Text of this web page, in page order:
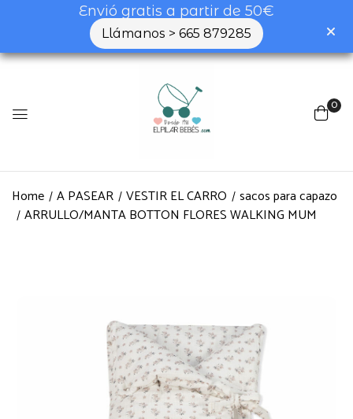
Envió gratis a partir de 50€
Llámanos > 665 879285
0
Home A PASEAR VESTIR EL CARRO
sacos para capazo
ARRULLO/MANTA BOTTON FLORES WALKING MUM